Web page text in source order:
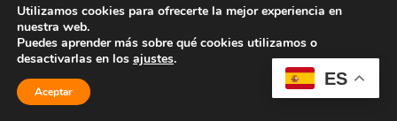
ES
Utilizamos cookies para ofrecerte la mejor experiencia en
nuestra web.
Puedes aprender más sobre qué cookies utilizamos o
desactivarlas en los ajustes.
Aceptar